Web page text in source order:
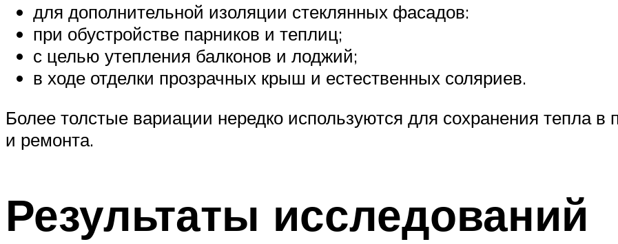
для дополнительной изоляции стеклянных фасадов:
при обустройстве парников и теплиц;
с целью утепления балконов и лоджий;
в ходе отделки прозрачных крыш и естественных соляриев.
Более толстые вариации нередко используются для сохранения тепла
и ремонта.
Результаты исследований